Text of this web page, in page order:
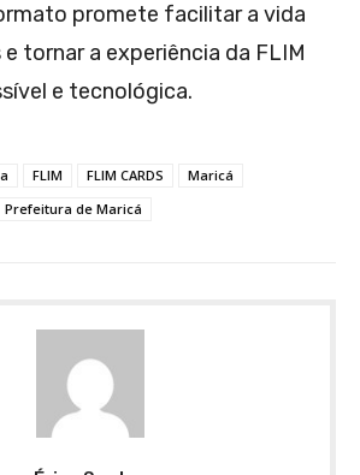
promete facilitar a vida
tornar a experiência da FLIM
e tecnológica.
FLIM FLIM CARDS
Maricá
Prefeitura de Maricá